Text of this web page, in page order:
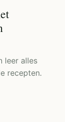
leer alles
recepten.